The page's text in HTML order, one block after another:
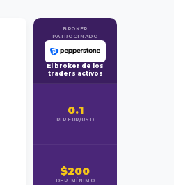
BROKER
PATROCINADO
El broker de los
traders activos
0.1
PIP EUR/USD
$200
DEP. MÍNIMO